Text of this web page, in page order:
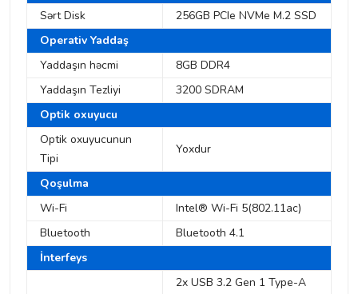
Sərt Disk
256GB PCIe NVMe M.2 SSD
Operativ Yaddaş
Yaddaşın həcmi
8GB DDR4
Yaddaşın Tezliyi
3200 SDRAM
Optik oxuyucu
Optik oxuyucunun
Tipi
Yoxdur
Qoşulma
Wi-Fi
Intel® Wi-Fi 5(802.11ac)
Bluetooth
Bluetooth 4.1
İnterfeys
2x USB 3.2 Gen 1 Type-A